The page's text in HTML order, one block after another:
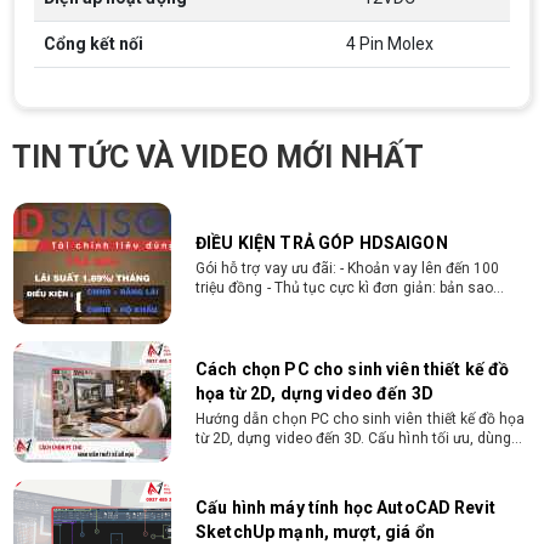
Cổng kết nối 4 Pin Molex
TIN TỨC VÀ VIDEO MỚI NHẤT
20-60 (nam), 20-55 (nữ). Có CCCD/Thẻ Căn cước
chính chủ còn hiệu lực. Không có lịch sử nợ xấu
NGUYỄN THẮNG 2026
Yêu cầu công việc Tốt nghiệp Cao đẳng , Đại học
chuyên ngành CNTT , QTKD hoặc các ngành liên
cao, quyết đoán. Kinh nghiệm ít nhất 2 năm ở vị
trí tương đương
ĐIỀU KIỆN TRẢ GÓP HDSAIGON
Gói hỗ trợ vay ưu đãi: - Khoản vay lên đến 100
triệu đồng - Thủ tục cực kì đơn giản: bản sao
Cách chọn PC cho sinh viên thiết kế đồ
họa từ 2D, dựng video đến 3D
Hướng dẫn chọn PC cho sinh viên thiết kế đồ họa
từ 2D, dựng video đến 3D. Cấu hình tối ưu, dùng
Cấu hình máy tính học AutoCAD Revit
SketchUp mạnh, mượt, giá ổn